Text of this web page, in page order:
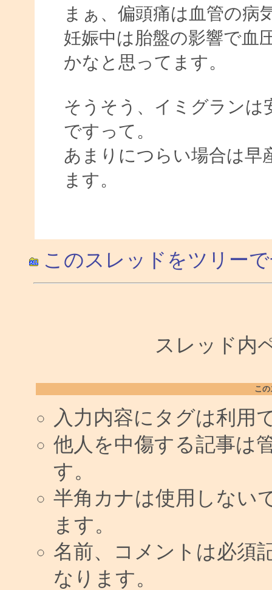
まぁ、偏頭痛は血管の病
妊娠中は胎盤の影響で血
かなと思ってます。
そうそう、イミグランは
ですって。
あまりにつらい場合は早
ます。
このスレッドをツリー
スレッド内
こ
入力内容にタグは利用
他人を中傷する記事は
す。
半角カナは使用しない
ます。
名前、コメントは必須
なります。